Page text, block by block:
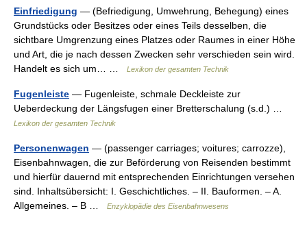
Einfriedigung — (Befriedigung, Umwehrung, Behegung) eines
Grundstücks oder Besitzes oder eines Teils desselben, die
sichtbare Umgrenzung eines Platzes oder Raumes in einer Höhe
und Art, die je nach dessen Zwecken sehr verschieden sein wird.
Handelt es sich um… …
Lexikon der gesamten Technik
Fugenleiste — Fugenleiste, schmale Deckleiste zur
Ueberdeckung der Längsfugen einer Bretterschalung (s.d.) …
Lexikon der gesamten Technik
Personenwagen — (passenger carriages; voitures; carrozze),
Eisenbahnwagen, die zur Beförderung von Reisenden bestimmt
und hierfür dauernd mit entsprechenden Einrichtungen versehen
sind. Inhaltsübersicht: I. Geschichtliches. – II. Bauformen. – A.
Allgemeines. – B …
Enzyklopädie des Eisenbahnwesens